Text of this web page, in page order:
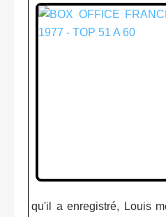
qu'il a enregistré, Louis